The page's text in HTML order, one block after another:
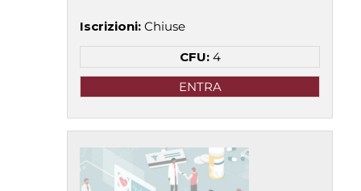
Iscrizioni: Chiuse
CFU: 4
ENTRA